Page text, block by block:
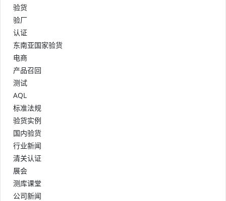
验货
验厂
认证
东南亚国家验货
电商
产品召回
测试
AQL
标准法规
验货实例
国内验货
行业新闻
清关认证
展会
测库课堂
公司新闻